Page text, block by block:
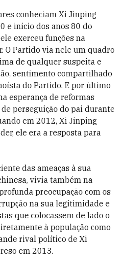
conheciam Xi Jinping
e início dos anos 80 do
exerceu funções na
O Partido via nele um quadro
de qualquer suspeita e
sentimento compartilhado
do Partido. E por último
esperança de reformas
perseguição do pai durante
em 2012, Xi Jinping
ele era a resposta para
das ameaças à sua
vivia também na
preocupação com os
na sua legitimidade e
que colocassem de lado o
à população como
rival político de Xi
em 2013.